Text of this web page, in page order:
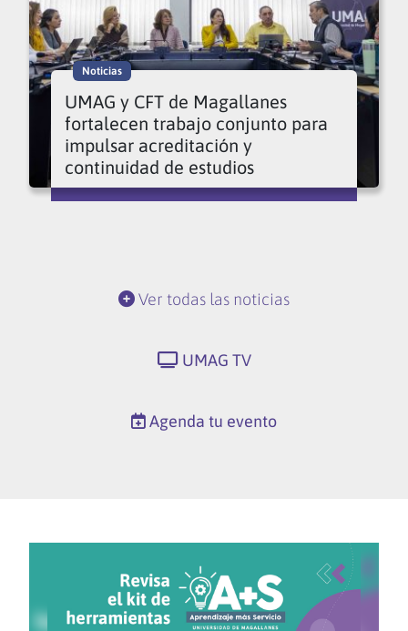
Noticias
UMAG y CFT de Magallanes
fortalecen trabajo conjunto para
impulsar acreditación y
continuidad de estudios
Ver todas las noticias
UMAG TV
Agenda tu evento